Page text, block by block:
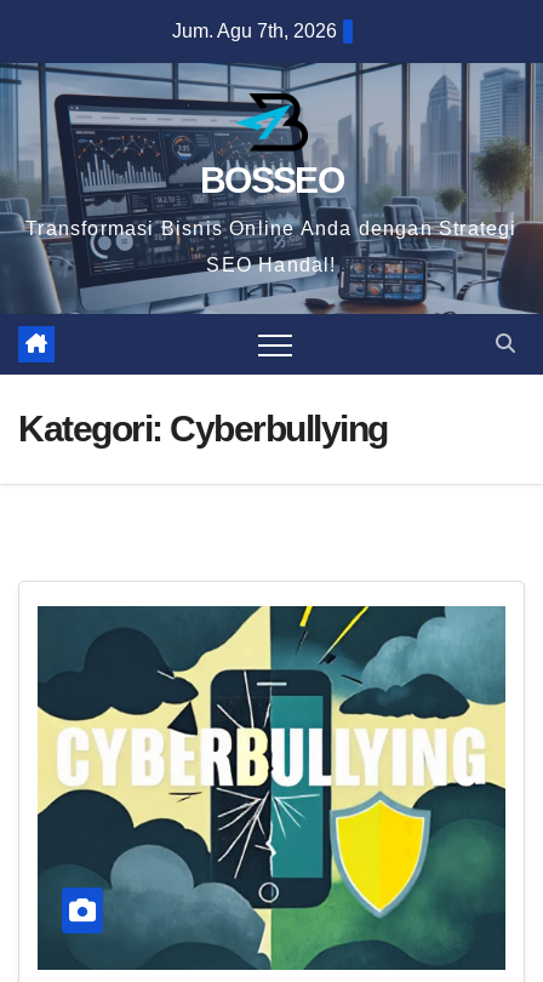
content
Jum. Agu 7th, 2026
BOSSEO
Transformasi Bisnis Online Anda dengan Strategi
SEO Handal!
Kategori: Cyberbullying